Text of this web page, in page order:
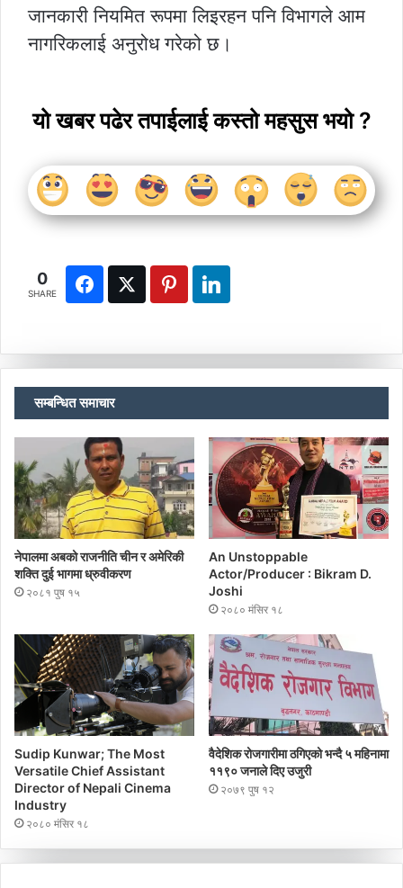
जानकारी नियमित रूपमा लिइरहन पनि विभागले आम
नागरिकलाई अनुरोध गरेको छ।
यो खबर पढेर तपाईलाई कस्तो महसुस भयो ?
0
SHARE
सम्बन्धित समाचार
नेपालमा अबको राजनीति चीन र अमेरिकी
शक्ति दुई भागमा ध्रुवीकरण
२०८१ पुष १५
An Unstoppable
Actor/Producer : Bikram D.
Joshi
२०८० मंसिर १८
Sudip Kunwar; The Most
Versatile Chief Assistant
Director of Nepali Cinema
Industry
२०८० मंसिर १८
वैदेशिक रोजगारीमा ठगिएको भन्दै ५ महिनामा
११९० जनाले दिए उजुरी
२०७९ पुष १२